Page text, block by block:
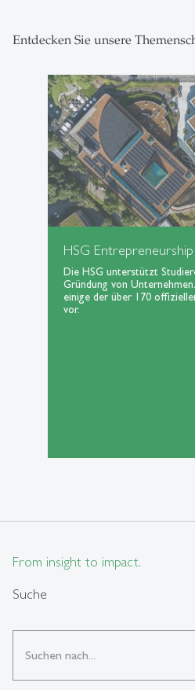
Entdecken Sie unsere
HSG Entrepreneurship
Die HSG unterstützt
Gründung von
einige der über 170
vor.
From insight to impact.
Suche